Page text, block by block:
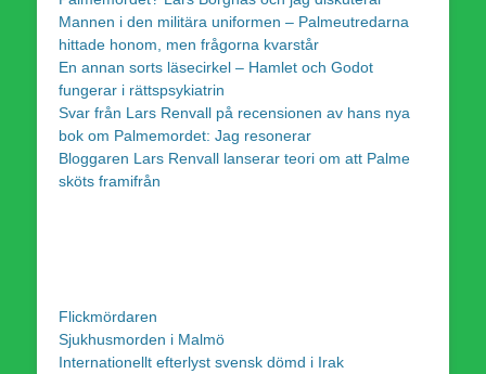
Mannen i den militära uniformen – Palmeutredarna
hittade honom, men frågorna kvarstår
En annan sorts läsecirkel – Hamlet och Godot
fungerar i rättspsykiatrin
Svar från Lars Renvall på recensionen av hans nya
bok om Palmemordet: Jag resonerar
Bloggaren Lars Renvall lanserar teori om att Palme
sköts framifrån
Flickmördaren
Sjukhusmorden i Malmö
Internationellt efterlyst svensk dömd i Irak